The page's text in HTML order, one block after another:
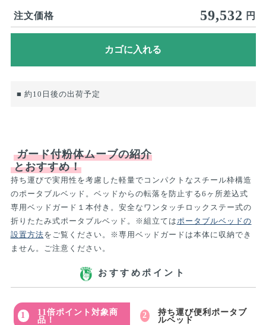
注文価格 59,532 円
■ 約10日後の出荷予定
ガード付粉体ムーブの紹介
とおすすめ！
持ち運びで実用性を考慮した軽量でコンパクトなスチール枠構造
のポータブルベッド。ベッドからの転落を防止する6ヶ所差込式
専用ベッドガード１本付き。安全なワンタッチロックステー式の
折りたたみ式ポータブルベッド。※組立てはポータブルベッドの
設置方法をご覧ください。※専用ベッドガードは本体に収納でき
ません。ご注意ください。
おすすめポイント
11倍ポイント対象商
品！
持ち運び便利ポータブ
ルベッド